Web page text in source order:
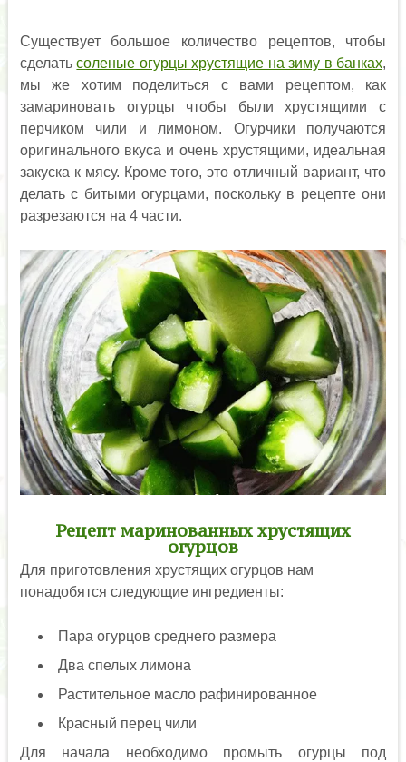
Существует большое количество рецептов, чтобы
сделатьсоленые огурцы хрустящие на зиму в банках,
мы же хотим поделиться с вами рецептом, как
замариновать огурцы чтобы были хрустящими с
перчиком чили и лимоном. Огурчики получаются
оригинального вкуса и очень хрустящими, идеальная
закуска к мясу. Кроме того, это отличный вариант, что
делать с битыми огурцами, поскольку в рецепте они
разрезаются на 4 части.
Рецепт маринованных хрустящих
огурцов
Для приготовления хрустящих огурцов нам
понадобятся следующие ингредиенты:
Пара огурцов среднего размера
Два спелых лимона
Растительное масло рафинированное
Красный перец чили
Для начала необходимо промыть огурцы под